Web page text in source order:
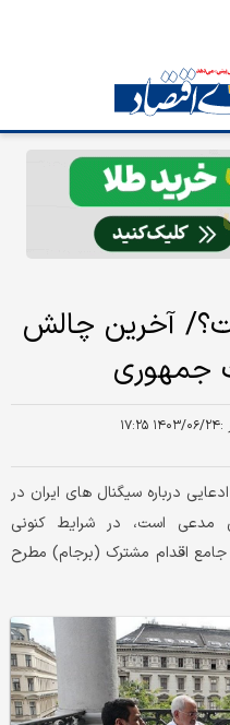
آخرین چالش
جمهوری
:۱۴۰۳/۰۶/۲۴ ۱۷:۲۵
ادعایی درباره سیگنال ‌‌های ‌ایران در
است، در شرایط کنونی
جامع اقدام مشترک (برجام) مطرح